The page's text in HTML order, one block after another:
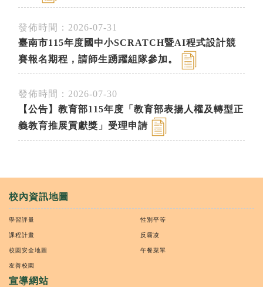
發佈時間：2026-07-31
臺南市115年度國中小SCRATCH暨AI程式設計競
賽報名期程，請師生踴躍組隊參加。
發佈時間：2026-07-30
【公告】教育部115年度「教育部表揚人權及轉型正
義教育推展貢獻獎」受理申請
校內資訊地圖
學習評量
課程計畫
校園安全地圖
友善校園
性別平等
反霸凌
午餐菜單
宣導網站